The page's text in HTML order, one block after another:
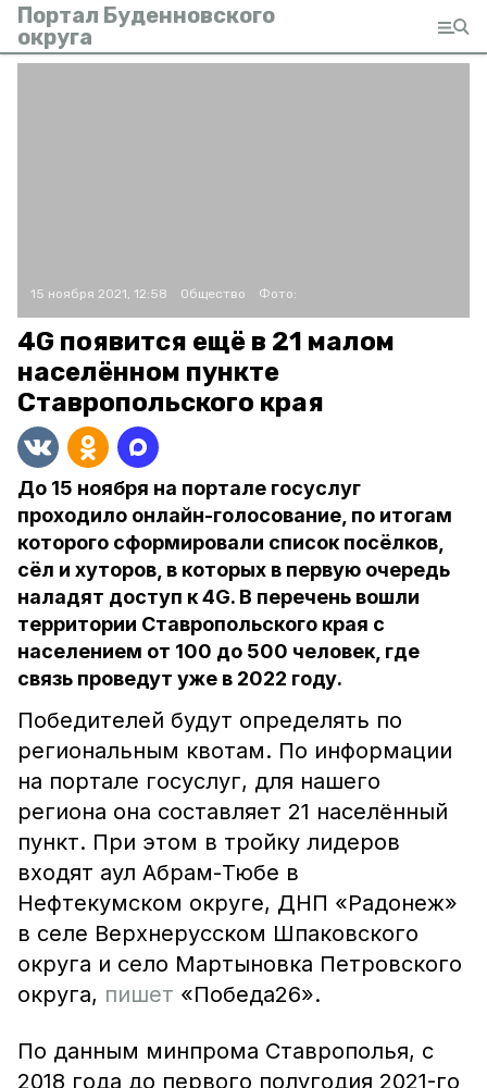
Портал Буденновского
округа
15 ноября 2021, 12:58 Общество Фото:
4G появится ещё в 21 малом
населённом пункте
Ставропольского края
До 15 ноября на портале госуслуг
проходило онлайн-голосование, по итогам
которого сформировали список посёлков,
сёл и хуторов, в которых в первую очередь
наладят доступ к 4G. В перечень вошли
территории Ставропольского края с
населением от 100 до 500 человек, где
связь проведут уже в 2022 году.
Победителей будут определять по
региональным квотам. По информации
на портале госуслуг, для нашего
региона она составляет 21 населённый
пункт. При этом в тройку лидеров
входят аул Абрам-Тюбе в
Нефтекумском округе, ДНП «Радонеж»
в селе Верхнерусском Шпаковского
округа и село Мартыновка Петровского
округа, пишет «Победа26».
По данным минпрома Ставрополья, с
2018 года до первого полугодия 2021-го